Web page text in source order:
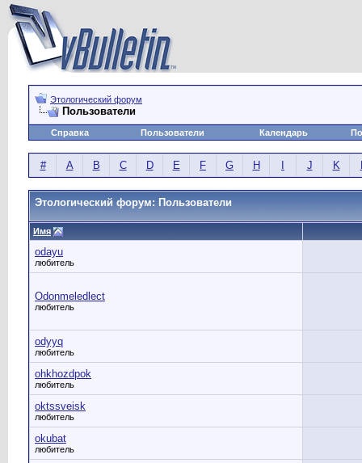
Этологический форум
Пользователи
Справка Пользователи Календарь
# A B C D E F G H J K
Этологический форум: Пользователи
Имя
odayu
любитель
Odonmeledlect
любитель
odyyq
любитель
ohkhozdpok
любитель
oktssveisk
любитель
okubat
любитель